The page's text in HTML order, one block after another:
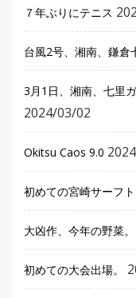
７年ぶりにテニス
台風2号、湘南、鎌倉
3月1日、湘南、七里
2024/03/02
Okitsu Caos 9.0
初めての宮崎サーフ
大凶作、今年の野菜。
初めての大会出場。